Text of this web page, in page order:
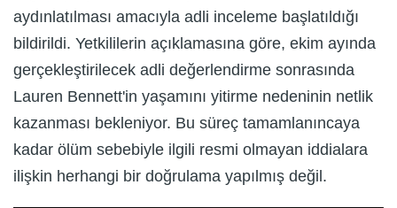
aydınlatılması amacıyla adli inceleme başlatıldığı
bildirildi. Yetkililerin açıklamasına göre, ekim ayında
gerçekleştirilecek adli değerlendirme sonrasında
Lauren Bennett'in yaşamını yitirme nedeninin netlik
kazanması bekleniyor. Bu süreç tamamlanıncaya
kadar ölüm sebebiyle ilgili resmi olmayan iddialara
ilişkin herhangi bir doğrulama yapılmış değil.